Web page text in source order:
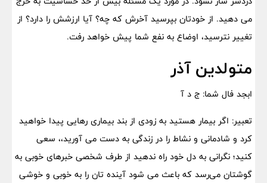
می دهید. از خودتان بپرسید آخرش که چه؟ آیا ارزشش را دارد؟ از
تغییر نترسید، اوضاع به نفع شما پیش خواهد رفت.
متولدین آذر
ابجد فال شما: ج د آ
تعبیر: اگر بیمار هستید به زودی از بند بیماری رهایی پیدا خواهید
کرد و شادمانی و نشاط را در زندگی به دست می آورید،، سعی
کنید؛ نگرانی به دل خود راه ندهید از طرف شخصی خبرهای خوبی به
گوشتان می‌رسد که باعث می شود آینده تان را به خوبی و خوشی